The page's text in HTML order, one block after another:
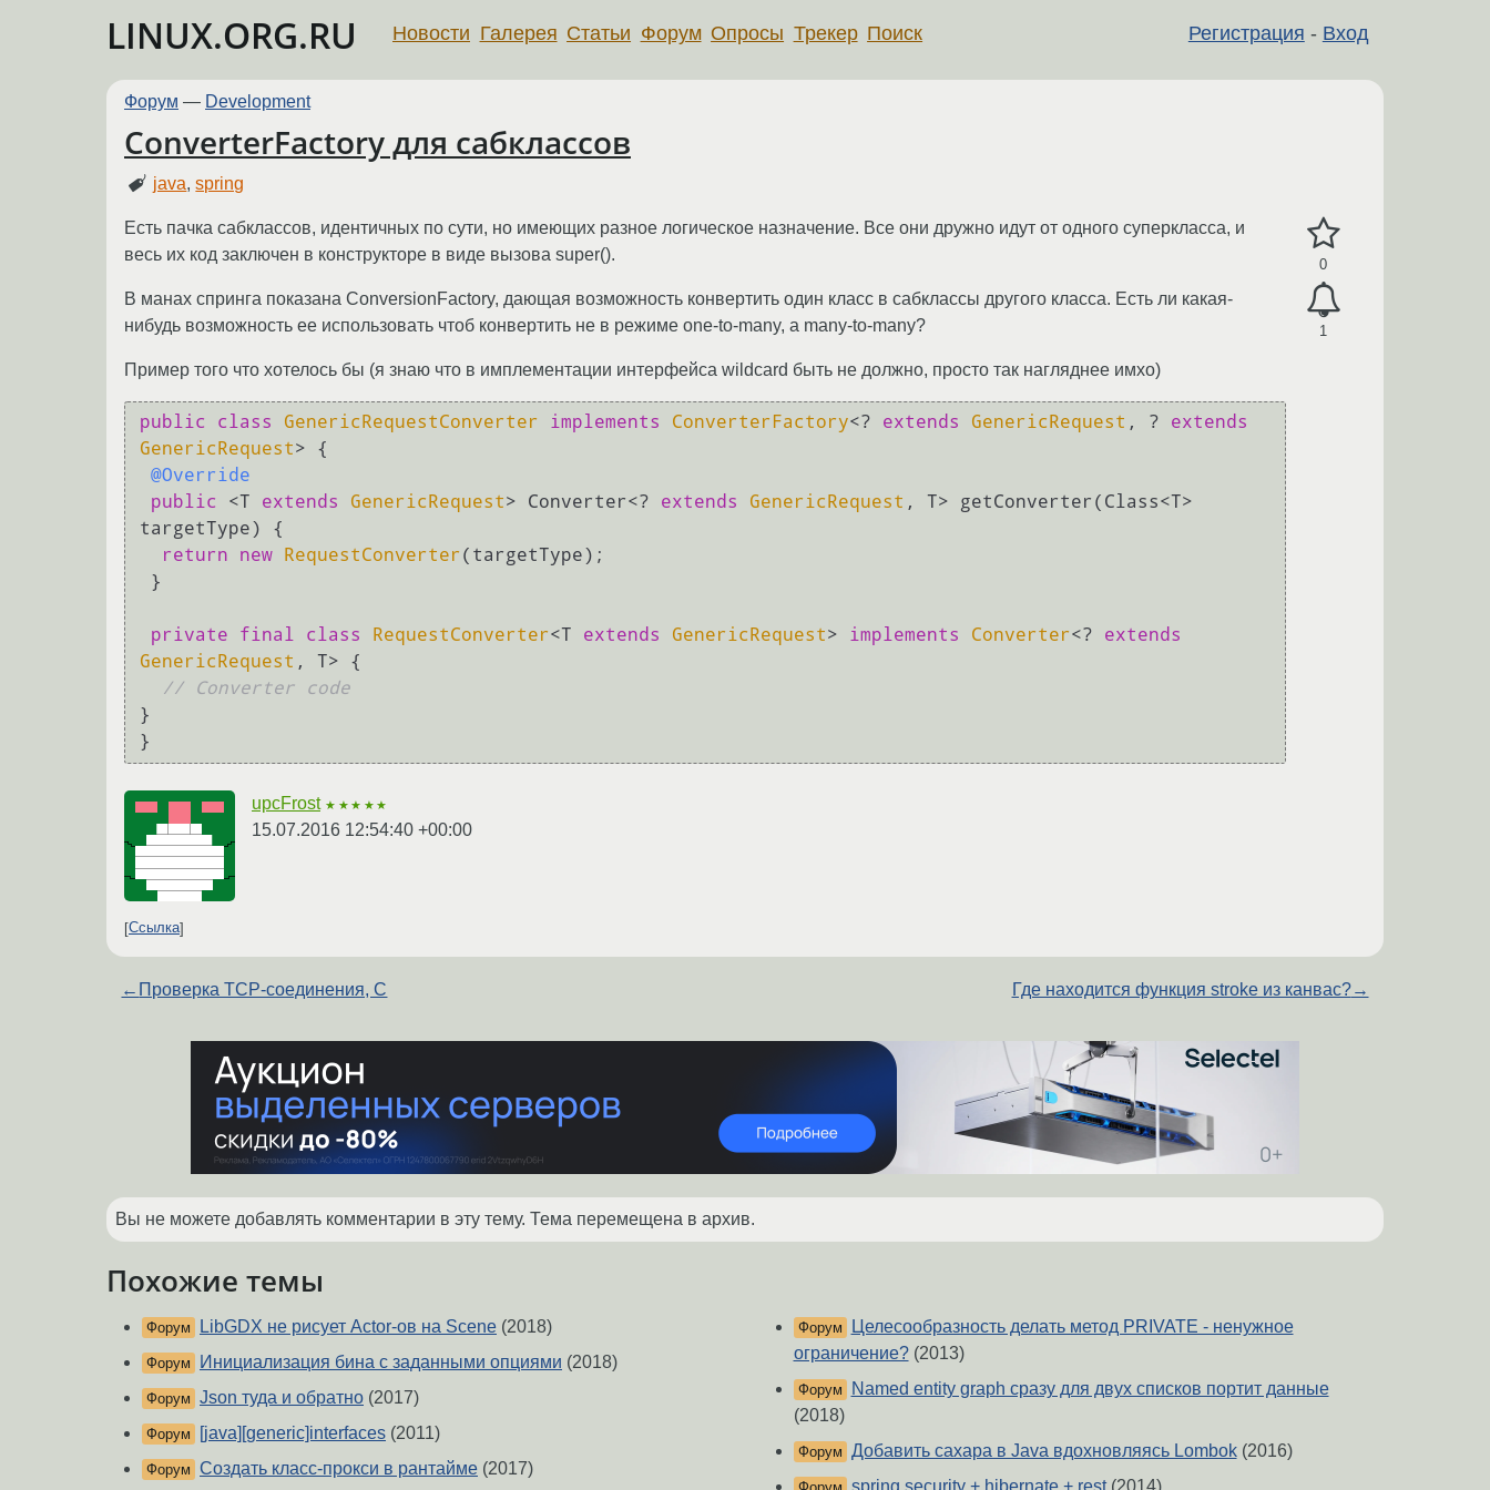
LINUX.ORG.RU Регистрация - Вход
Новости Галерея Статьи Форум Опросы Трекер Поиск
Форум — Development
ConverterFactory для сабклассов
java,spring
0
1
Есть пачка сабклассов, идентичных по сути, но имеющих разное логическое назначение. Все они дружно идут от одного суперкласса, и
весь их код заключен в конструкторе в виде вызова super().
В манах спринга показана ConversionFactory, дающая возможность конвертить один класс в сабклассы другого класса. Есть ли какая-
нибудь возможность ее использовать чтоб конвертить не в режиме one-to-many, а many-to-many?
Пример того что хотелось бы (я знаю что в имплементации интерфейса wildcard быть не должно, просто так нагляднее имхо)
public class GenericRequestConverter implements ConverterFactory<? extends GenericRequest , ? extends
GenericRequest> {
@Override
public
<T extends GenericRequest> Converter<? extends GenericRequest , T> getConverter(Class<T>
targetType) {
return
new RequestConverter(targetType);
private final class RequestConverter<T extends GenericRequest> implements Converter<? extends
GenericRequest , T> {
// Converter code
}
upcFrost ★★★★★
15.07.2016 12:54:40 +00:00
Ссылка
← Проверка TCP-соединения, C Где находится функция stroke из канвас?→
Вы не можете добавлять комментарии в эту тему. Тема перемещена в архив.
Похожие темы
Форум LibGDX не рисует Actor-ов на Scene (2018)
Форум Инициализация бина с заданными опциями (2018)
Форум Json туда и обратно (2017)
Форум [java][generic]interfaces (2011)
Форум Создать класс-прокси в рантайме (2017)
Форум
Целесообразность делать метод PRIVATE - ненужное
ограничение?(2013)
Форум
Named entity graph сразу для двух списков портит данные
(2018)
Форум Добавить сахара в Java вдохновляясь Lombok(2016)